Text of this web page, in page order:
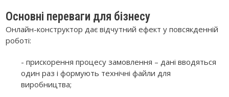
Основні переваги для бізнесу
Онлайн-конструктор дає відчутний ефект у повсякденній
роботі:
- прискорення процесу замовлення – дані вводяться
один раз і формують технічні файли для
виробництва;